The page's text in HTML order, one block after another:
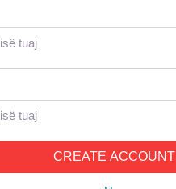
tuaj
tuaj
CREATE ACCOUNT